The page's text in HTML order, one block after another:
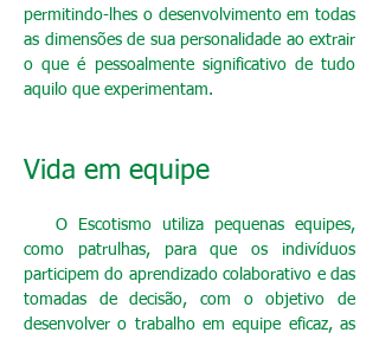
permitindo-lhes o desenvolvimento em todas
as dimensões de sua personalidade ao extrair
o que é pessoalmente significativo de tudo
aquilo que experimentam.
Vida em equipe
O Escotismo utiliza pequenas equipes,
como patrulhas, para que os indivíduos
participem do aprendizado colaborativo e das
tomadas de decisão, com o objetivo de
desenvolver o trabalho em equipe eficaz, as